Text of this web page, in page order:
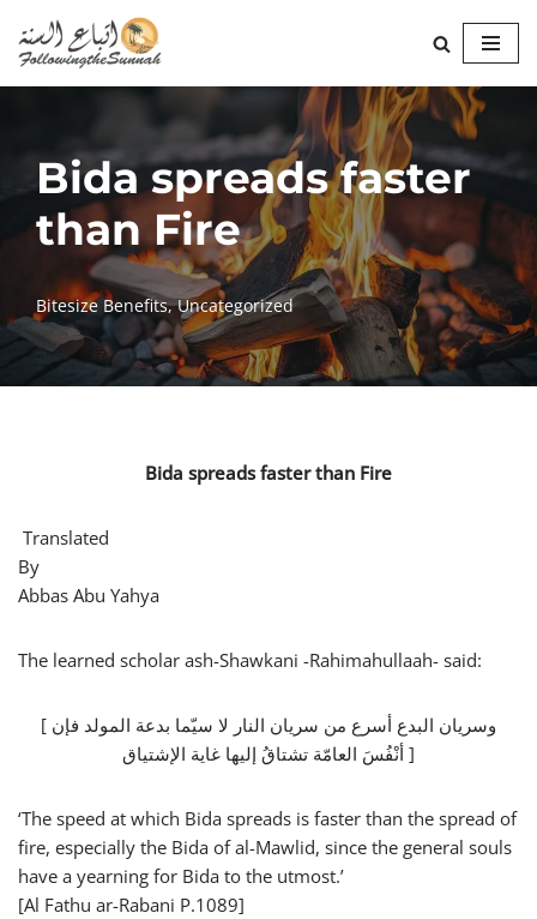
Skip
to
Bida spreads faster
than Fire
Bitesize Benefits,Uncategorized
Bida spreads faster than Fire
‏ Translated
By
Abbas Abu Yahya
The learned scholar ash-Shawkani -Rahimahullaah- said:
[ وسريان البدع أسرع من سريان النار لا سيّما بدعة المولد فإن
أنْفُسَ العامّة تشتاقُ إليها غاية الإشتياق ]
‘The speed at which Bida spreads is faster than the spread of
fire, especially the Bida of al-Mawlid, since the general souls
have a yearning for Bida to the utmost.’
[Al Fathu ar-Rabani P.1089]